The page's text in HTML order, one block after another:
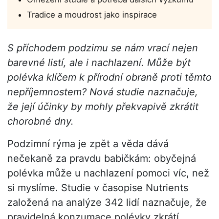
Tradice a moudrost jako inspirace
S příchodem podzimu se nám vrací nejen
barevné listí, ale i nachlazení. Může být
polévka klíčem k přírodní obraně proti těmto
nepříjemnostem? Nová studie naznačuje,
že její účinky by mohly překvapivě zkrátit
chorobné dny.
Podzimní rýma je zpět a věda dává
nečekaně za pravdu babičkám: obyčejná
polévka může u nachlazení pomoci víc, než
si myslíme. Studie v časopise Nutrients
založená na analýze 342 lidí naznačuje, že